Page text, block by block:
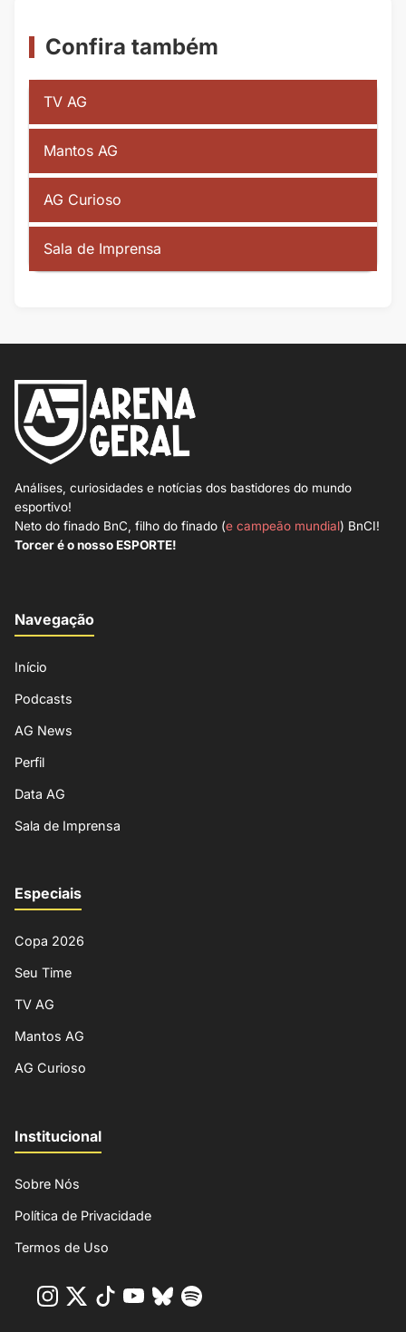
Confira também
TV AG
Mantos AG
AG Curioso
Sala de Imprensa
Análises, curiosidades e notícias dos bastidores do mundo
esportivo!
Neto do finado BnC, filho do finado (e campeão mundial) BnCI!
Torcer é o nosso ESPORTE!
Navegação
Início
Podcasts
AG News
Perfil
Data AG
Sala de Imprensa
Especiais
Copa 2026
Seu Time
TV AG
Mantos AG
AG Curioso
Institucional
Sobre Nós
Política de Privacidade
Termos de Uso